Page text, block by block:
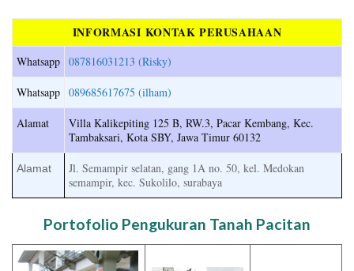
INFORMASI KONTAK PERUSAHAAN
Whatsapp 087816031213 (Risky)
Whatsapp 089685617675 (ilham)
Alamat
Villa Kalikepiting 125 B, RW.3, Pacar Kembang, Kec.
Tambaksari, Kota SBY, Jawa Timur 60132
Alamat
Jl. Semampir selatan, gang 1A no. 50, kel. Medokan
semampir, kec. Sukolilo, surabaya
Portofolio Pengukuran Tanah Pacitan